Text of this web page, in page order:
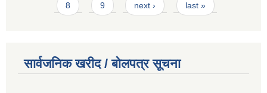
8 9 next › last »
सार्वजनिक खरीद / बाेलपत्र सूचना